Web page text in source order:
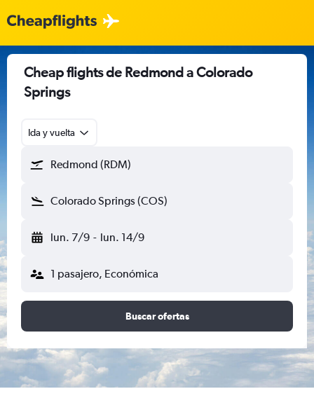
Cheap flights de Redmond a Colorado
Springs
Ida y vuelta
Redmond (RDM)
Colorado Springs (COS)
lun. 7/9 - lun. 14/9
1 pasajero, Económica
Buscar ofertas